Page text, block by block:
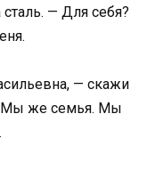
— Для себя?
— скажи
Мы же семья. Мы